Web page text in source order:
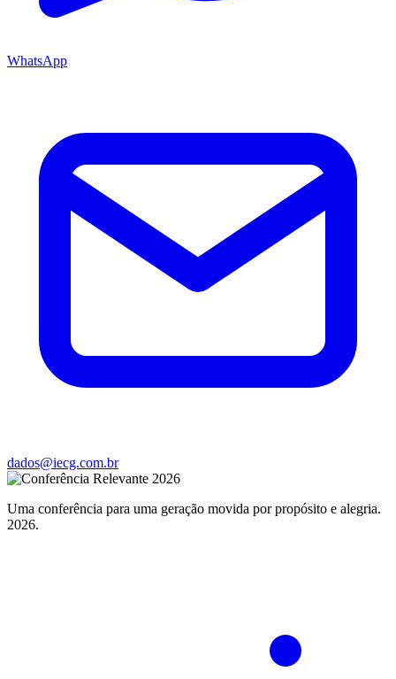
WhatsApp
dados@iecg.com.br
Uma conferência para uma geração movida por propósito e alegria.
2026.